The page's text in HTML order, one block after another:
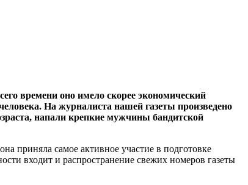
времени оно имело скорее экономический
На журналиста нашей газеты произведено
напали крепкие мужчины бандитской
приняла самое активное участие в подготовке
входит и распространение свежих номеров газеты